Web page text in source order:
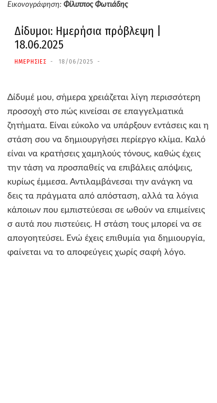
Εικονογράφηση: Φίλιππος Φωτιάδης
Δίδυμοι: Ημερήσια πρόβλεψη |
18.06.2025
ΗΜΕΡΗΣΙΕΣ 18/06/2025
Δίδυμέ μου, σήμερα χρειάζεται λίγη περισσότερη
προσοχή στο πώς κινείσαι σε επαγγελματικά
ζητήματα. Είναι εύκολο να υπάρξουν εντάσεις και η
στάση σου να δημιουργήσει περίεργο κλίμα. Καλό
είναι να κρατήσεις χαμηλούς τόνους, καθώς έχεις
την τάση να προσπαθείς να επιβάλεις απόψεις,
κυρίως έμμεσα. Αντιλαμβάνεσαι την ανάγκη να
δεις τα πράγματα από απόσταση, αλλά τα λόγια
κάποιων που εμπιστεύεσαι σε ωθούν να επιμείνεις
σ αυτά που πιστεύεις. Η στάση τους μπορεί να σε
απογοητεύσει. Ενώ έχεις επιθυμία για δημιουργία,
φαίνεται να το αποφεύγεις χωρίς σαφή λόγο.